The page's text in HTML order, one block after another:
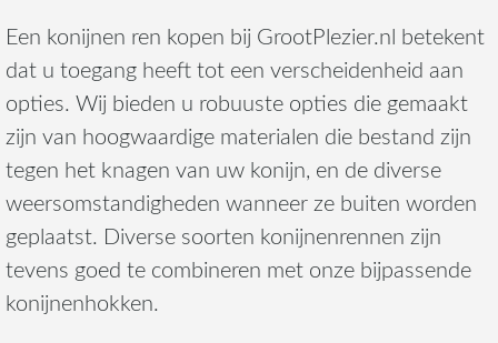
Een konijnen ren kopen bij GrootPlezier.nl betekent
dat u toegang heeft tot een verscheidenheid aan
opties. Wij bieden u robuuste opties die gemaakt
zijn van hoogwaardige materialen die bestand zijn
tegen het knagen van uw konijn, en de diverse
weersomstandigheden wanneer ze buiten worden
geplaatst. Diverse soorten konijnenrennen zijn
tevens goed te combineren met onze bijpassende
konijnenhokken.